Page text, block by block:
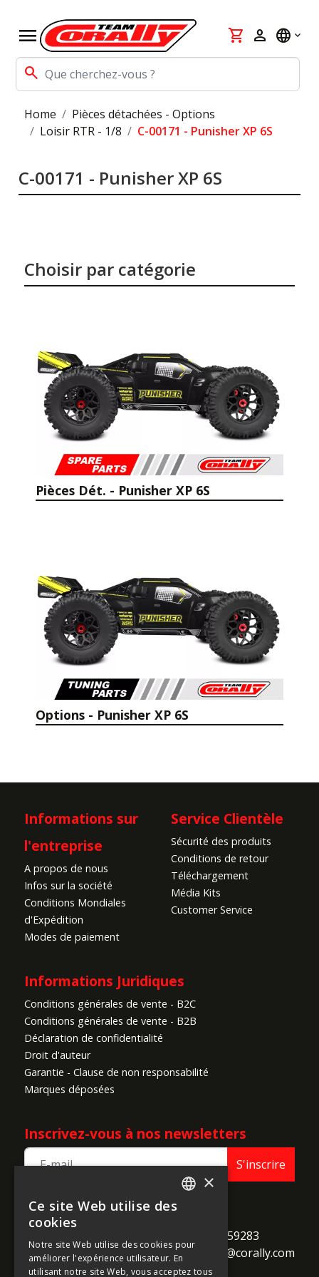
menu
search
shopping_cart person language
Home
Pièces détachées - Options
Loisir RTR - 1/8
C-00171 - Punisher XP 6S
C-00171 - Punisher XP 6S
Choisir par catégorie
Pièces Dét. - Punisher XP 6S
Options - Punisher XP 6S
Informations sur
l'entreprise
A propos de nous
Infos sur la société
Conditions Mondiales
d'Expédition
Modes de paiement
Service Clientèle
Sécurité des produits
Conditions de retour
Téléchargement
Média Kits
Customer Service
Informations Juridiques
Conditions générales de vente - B2C
Conditions générales de vente - B2B
Déclaration de confidentialité
Droit d'auteur
Garantie - Clause de non responsabilité
Marques déposées
Inscrivez-vous à nos newsletters
S'inscrire
TEAM CORALLY
B-2250 Olen
Belgium
call +32 14 259283
alternate_email support@corally.com
×
Ce site Web utilise des
cookies
Notre site Web utilise des cookies pour
améliorer l'expérience utilisateur. En
utilisant notre site Web, vous acceptez tous